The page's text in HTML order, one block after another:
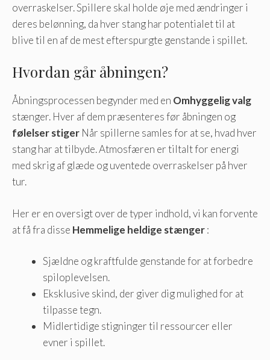
overraskelser. Spillere skal holde øje med ændringer i
deres belønning, da hver stang har potentialet til at
blive til en af ​​de mest efterspurgte genstande i spillet.
Hvordan går åbningen?
Åbningsprocessen begynder med en Omhyggelig valg
stænger. Hver af dem præsenteres før åbningen og
følelser stiger Når spillerne samles for at se, hvad hver
stang har at tilbyde. Atmosfæren er tiltalt for energi
med skrig af glæde og uventede overraskelser på hver
tur.
Her er en oversigt over de typer indhold, vi kan forvente
at få fra disse Hemmelige heldige stænger:
Sjældne og kraftfulde genstande for at forbedre
spiloplevelsen.
Eksklusive skind, der giver dig mulighed for at
tilpasse tegn.
Midlertidige stigninger til ressourcer eller
evner i spillet.